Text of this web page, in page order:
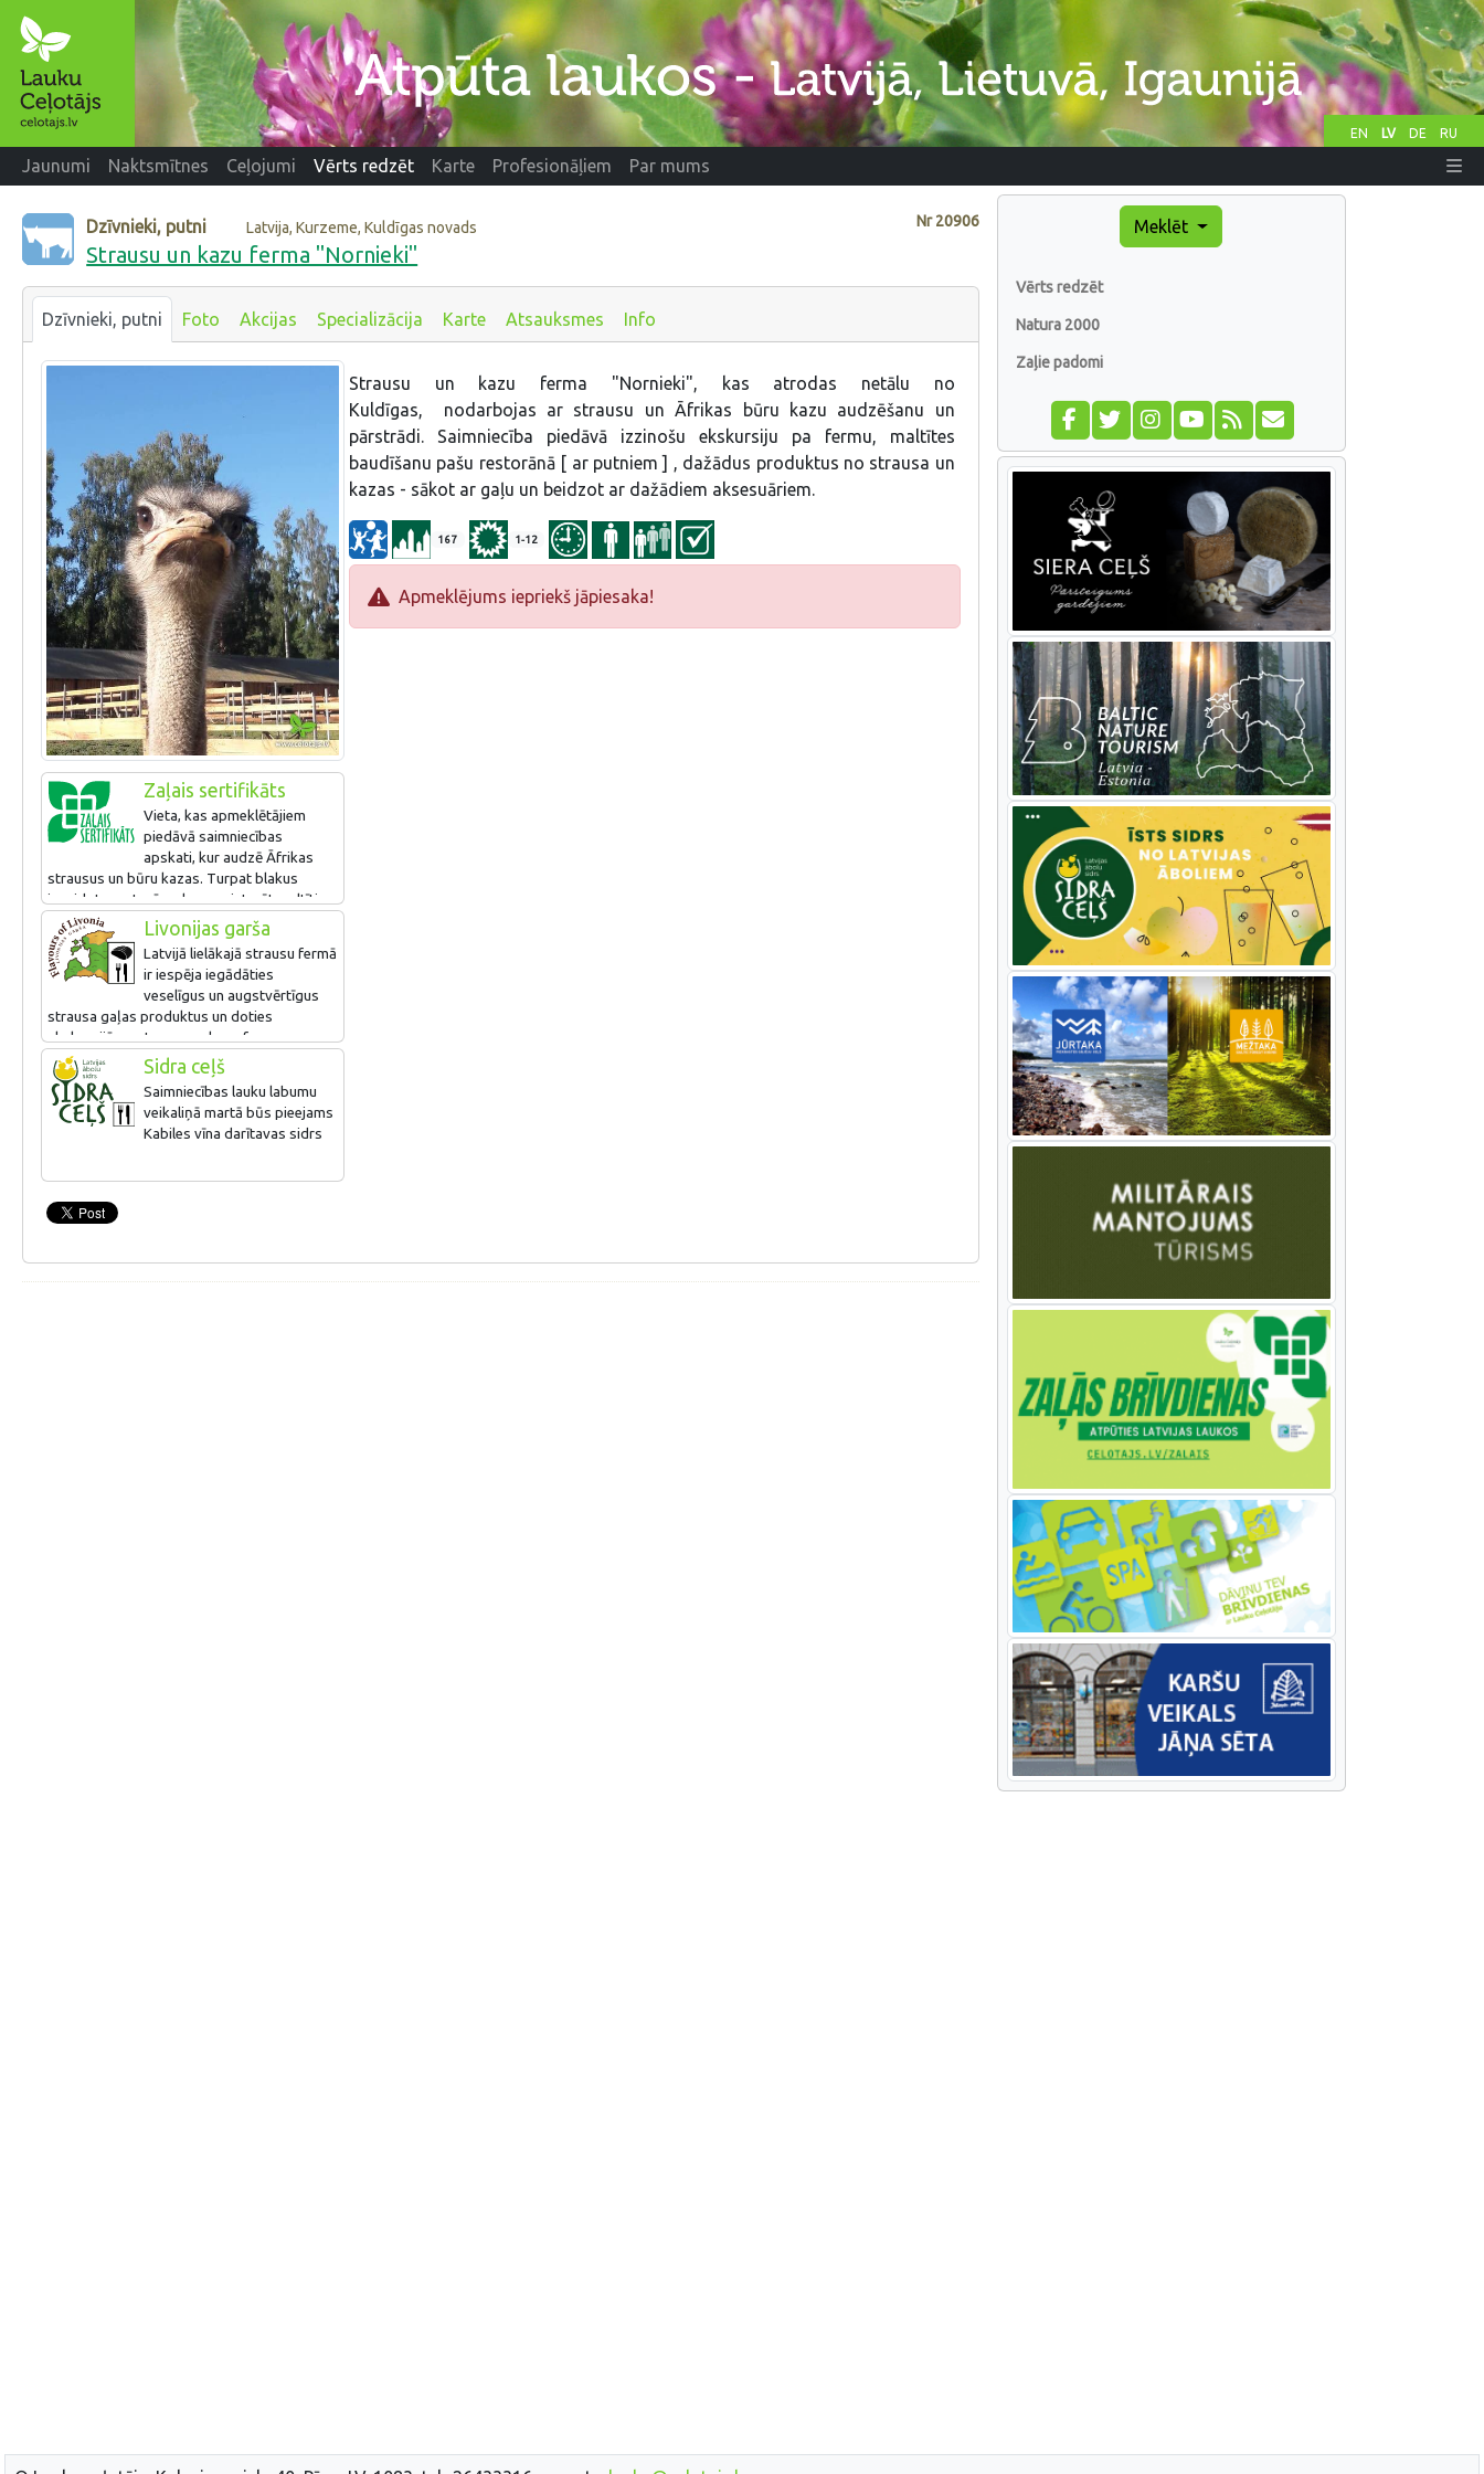
EN LV DE RU
Jaunumi Naktsmītnes Ceļojumi Vērts redzēt Karte Profesionāļiem Par mums
Nr20906
Dzīvnieki, putni Latvija, Kurzeme, Kuldīgas novads
Strausu un kazu ferma "Nornieki"
Dzīvnieki, putni Foto Akcijas Specializācija Karte Atsauksmes Info
Zaļais sertifikāts
Vieta, kas apmeklētājiem
piedāvā saimniecības
apskati, kur audzē Āfrikas
strausus un būru kazas. Turpat blakus
izveidots restorāns, kur var ieturēt maltīti,
t.sk. no saimniecībā izaudzētās produkcijas.
Saimnieki saudzē resursus, kopj apkaimes
pļavas. Zaļo sertifikātu iegūst pirmo reizi!
Livonijas garša
Latvijā lielākajā strausu fermā
ir iespēja iegādāties
veselīgus un augstvērtīgus
strausa gaļas produktus un doties
ekskursijā pa strausu un kazu fermu.
Piedāvājumā produkti un ēdieni no strausa
gaļas. Pieejamas degustācijas, radošās
darbnīcas.
Sidra ceļš
Saimniecības lauku labumu
veikaliņā martā būs pieejams
Kabiles vīna darītavas sidrs
Strausu un kazu ferma "Nornieki", kas atrodas netālu no
Kuldīgas, nodarbojas ar strausu un Āfrikas būru kazu audzēšanu un
pārstrādi. Saimniecība piedāvā izzinošu ekskursiju pa fermu, maltītes
baudīšanu pašu restorānā [ ar putniem ] , dažādus produktus no strausa un
kazas - sākot ar gaļu un beidzot ar dažādiem aksesuāriem.
167 1-12
Apmeklējums iepriekš jāpiesaka!
Meklēt
Vērts redzēt
Natura 2000
Zaļie padomi